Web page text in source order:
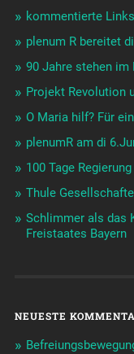
kommentierte
plenum R bereitet
90 Jahre stehen im
Projekt Revolution
O Maria hilf? Für
plenumR am di
100 Tage
Thule
Schlimmer als das
Freistaates Bayern
NEUESTE